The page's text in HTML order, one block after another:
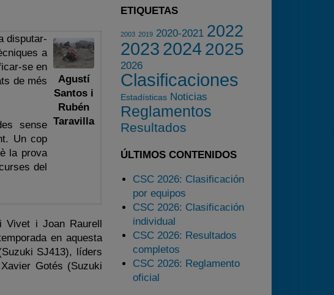
disputar-
a
se en
de més
sense
Un cop
la prova
del
Agustí
Santos i
Rubén
Taravilla
Vivet i Joan Raurell
en aquesta
SJ413), líders
Gotés (Suzuki
ETIQUETAS
2003 2019 2020-2021 2022
2023 20242025
2026
Clasificaciones
Estadísticas Noticias
Reglamentos
Resultados
ÚLTIMOS CONTENIDOS
CSC 2026: Clasificación
por equipos
CSC 2026: Clasificación
individual
CSC 2026: Resultados
completos
CSC 2026: Reglamento
oficial